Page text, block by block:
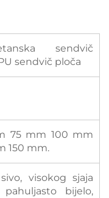
sendvič
sendvič ploča
75 mm 100 mm
150 mm.
visokog sjaja
pahuljasto bijelo,